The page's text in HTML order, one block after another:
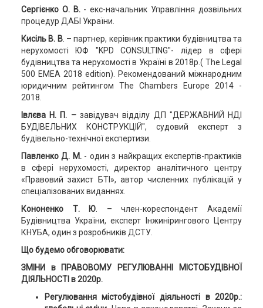
Сергієнко О. В.- екс-начальник Управління дозвільних
процедур ДАБІ України.
Кисіль В. В. – партнер, керівник практики будівництва та
нерухомості ЮФ "KPD CONSULTING"- лідер в сфері
будівництва та нерухомості в Україні в 2018р.( The Legal
500 EMEA 2018 edition). Рекомендований міжнародним
юридичним рейтингом The Chambers Europe 2014 -
2018.
Івлєва Н. П. – завідувач відділу ДП "ДЕРЖАВНИЙ НДІ
БУДІВЕЛЬНИХ КОНСТРУКЦІЙ", судовий експерт з
будівельно-технічної експертизи.
Павленко Д. М.- один з найкращих експертів-практиків
в сфері нерухомості, директор аналітичного центру
«Правовий захист БТІ», автор численних публікацій у
спеціалізованих виданнях.
Кононенко Т. Ю . – член-кореспондент Академії
Будівництва України, експерт Інжинірингового Центру
КНУБА, один з розробників ДСТУ.
Що будемо обговорювати:
ЗМІНИ в ПРАВОВОМУ РЕГУЛЮВАННІ МІСТОБУДІВНОЇ
ДІЯЛЬНОСТІ в 2020р.
Регулювання містобудівної діяльності в 2020р.: